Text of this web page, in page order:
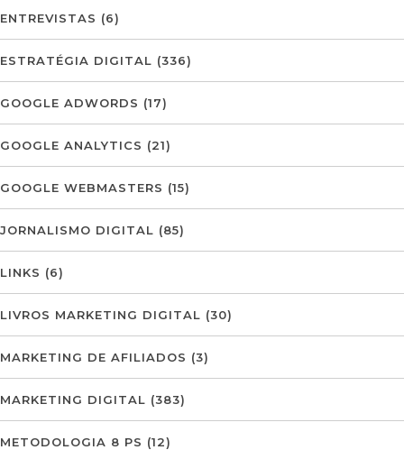
ENTREVISTAS (6)
ESTRATÉGIA DIGITAL (336)
GOOGLE ADWORDS (17)
GOOGLE ANALYTICS (21)
GOOGLE WEBMASTERS (15)
JORNALISMO DIGITAL (85)
LINKS (6)
LIVROS MARKETING DIGITAL (30)
MARKETING DE AFILIADOS (3)
MARKETING DIGITAL (383)
METODOLOGIA 8 PS (12)